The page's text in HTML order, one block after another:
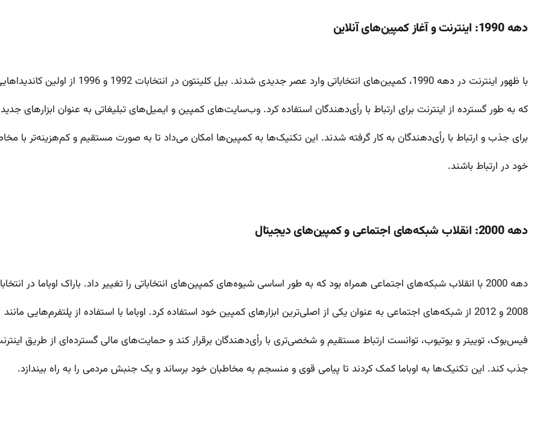
دهه 1990: اینترنت و آغاز کمپین‌های آنلاین
با ظهور اینترنت در دهه 1990، کمپین‌های انتخاباتی وارد عصر جدیدی شدند. بیل کلینتون در انتخابات 1992 و 1996 از اولین کاندیداهایی بود
که به طور گسترده از اینترنت برای ارتباط با رأی‌دهندگان استفاده کرد. وب‌سایت‌های کمپین و ایمیل‌های تبلیغاتی به عنوان ابزارهای
برای جذب و ارتباط با رأی‌دهندگان به کار گرفته شدند. این تکنیک‌ها به کمپین‌ها امکان می‌داد تا به صورت مستقیم و کم‌هزینه‌تر با
خود در ارتباط باشند.
دهه 2000: انقلاب شبکه‌های اجتماعی و کمپین‌های دیجیتال
دهه 2000 با انقلاب شبکه‌های اجتماعی همراه بود که به طور اساسی شیوه‌های کمپین‌های انتخاباتی را تغییر داد. باراک اوباما در انتخابات
2008 و 2012 از شبکه‌های اجتماعی به عنوان یکی از اصلی‌ترین ابزارهای کمپین خود استفاده کرد. اوباما با استفاده از پلتفرم‌هایی مانند
فیس‌بوک، توییتر و یوتیوب، توانست ارتباط مستقیم و شخصی‌تری با رأی‌دهندگان برقرار کند و حمایت‌های مالی گسترده‌ای از طریق
جذب کند. این تکنیک‌ها به اوباما کمک کردند تا پیامی قوی و منسجم به مخاطبان خود برساند و یک جنبش مردمی را به راه بیندازد.